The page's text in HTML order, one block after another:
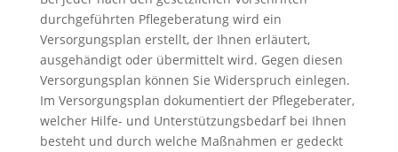
durchgeführten Pflegeberatung wird ein
Versorgungsplan erstellt, der Ihnen erläutert,
ausgehändigt oder übermittelt wird. Gegen diesen
Versorgungsplan können Sie Widerspruch einlegen.
Im Versorgungsplan dokumentiert der Pflegeberater,
welcher Hilfe- und Unterstützungsbedarf bei Ihnen
besteht und durch welche Maßnahmen er gedeckt